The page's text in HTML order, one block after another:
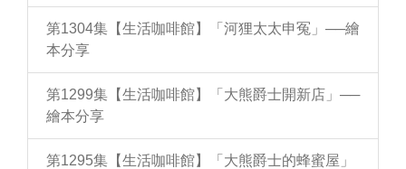
第1304集【生活咖啡館】「河狸太太申冤」──繪
本分享
第1299集【生活咖啡館】「大熊爵士開新店」──
繪本分享
第1295集【生活咖啡館】「大熊爵士的蜂蜜屋」